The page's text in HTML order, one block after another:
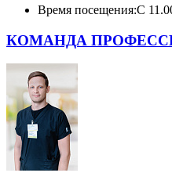
Время посещения:С
КОМАНДА